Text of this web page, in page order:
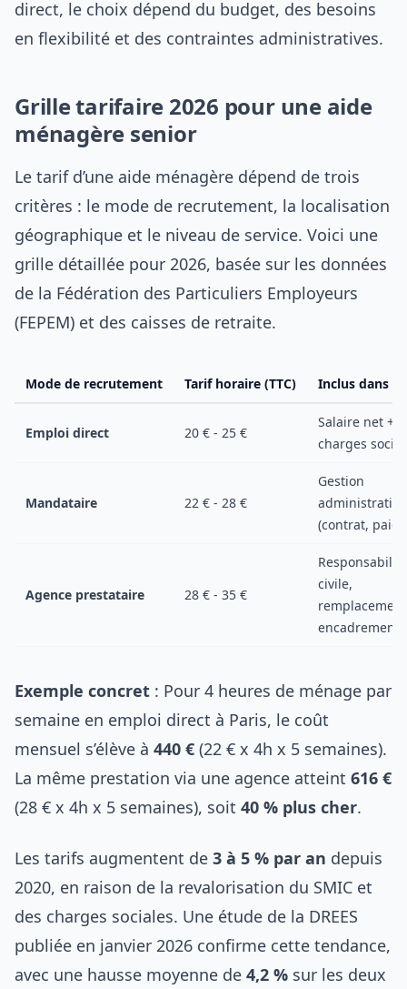
direct, le choix dépend du budget, des besoins
en flexibilité et des contraintes administratives.
Grille tarifaire 2026 pour une aide
ménagère senior
Le tarif d’une aide ménagère dépend de trois
critères : le mode de recrutement, la localisation
géographique et le niveau de service. Voici une
grille détaillée pour 2026, basée sur les données
de la Fédération des Particuliers Employeurs
(FEPEM) et des caisses de retraite.
Mode de recrutement Tarif horaire (TTC) Inclus dans
Emploi direct 20 € - 25 €
Salaire net +
charges
Mandataire 22 € - 28 €
Gestion
administrative
(contrat, paie)
Agence prestataire 28 € - 35 €
Responsabilité
civile,
encadrement
Exemple concret : Pour 4 heures de ménage par
semaine en emploi direct à Paris, le coût
mensuel s’élève à 440 € (22 € x 4h x 5 semaines).
La même prestation via une agence atteint 616 €
(28 € x 4h x 5 semaines), soit 40 % plus cher.
Les tarifs augmentent de 3 à 5 % par an depuis
2020, en raison de la revalorisation du SMIC et
des charges sociales. Une étude de la DREES
publiée en janvier 2026 confirme cette tendance,
avec une hausse moyenne de 4,2 % sur les deux